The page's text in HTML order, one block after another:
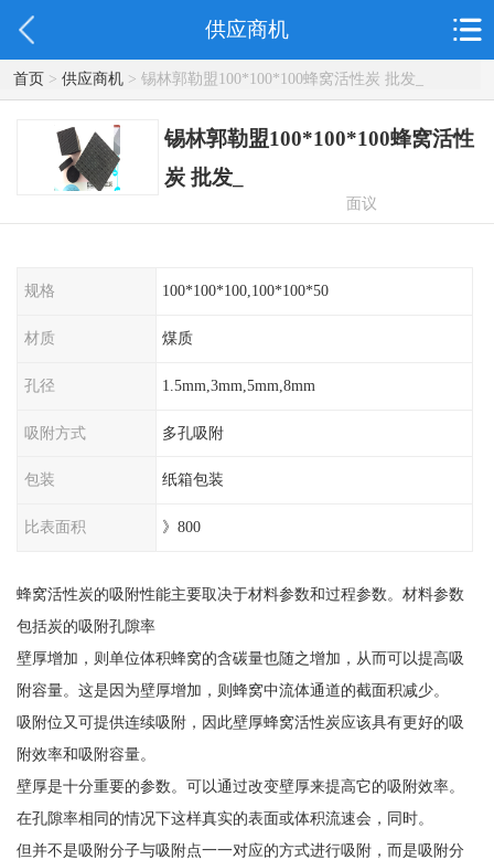
供应商机
首页> 供应商机> 锡林郭勒盟100*100*100蜂窝活性炭 批发_
锡林郭勒盟100*100*100蜂窝活性
炭 批发_
面议
规格 100*100*100,100*100*50
材质 煤质
孔径 1.5mm,3mm,5mm,8mm
吸附方式 多孔吸附
包装 纸箱包装
比表面积 》800
蜂窝活性炭的吸附性能主要取决于材料参数和过程参数。材料参数
包括炭的吸附孔隙率
壁厚增加，则单位体积蜂窝的含碳量也随之增加，从而可以提高吸
附容量。这是因为壁厚增加，则蜂窝中流体通道的截面积减少。
吸附位又可提供连续吸附，因此壁厚蜂窝活性炭应该具有更好的吸
附效率和吸附容量。
壁厚是十分重要的参数。可以通过改变壁厚来提高它的吸附效率。
在孔隙率相同的情况下这样真实的表面或体积流速会，同时。
但并不是吸附分子与吸附点一一对应的方式进行吸附，而是吸附分